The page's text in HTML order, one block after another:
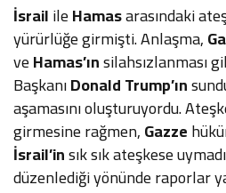
İsrailileHamasarasındaki
yürürlüğe girmişti. Anlaşma,
veHamas’ınsilahsızlanması
BaşkanıDonald Trump’ın
aşamasını oluşturuyordu.
girmesine rağmen,Gazze
İsrail’insık sık ateşkese
düzenlediği yönünde raporlar